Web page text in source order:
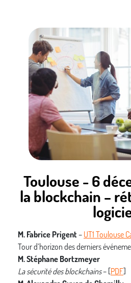
sont des records de
régulièrement. Loin de
s’est peut-être constamment et
symptômes de cette dégradation
évidence avec réalisme et
d’organiser cette analyse critique
situation actuelle et pour
motivations pour en sortir. S’il y en a.
Toulouse - 6
la blockchain –
M. Fabrice Prigent– UT1 Toulouse
Tour d’horizon des derniers
M. Stéphane Bortzmeyer
La sécurité des blockchains– [PDF]